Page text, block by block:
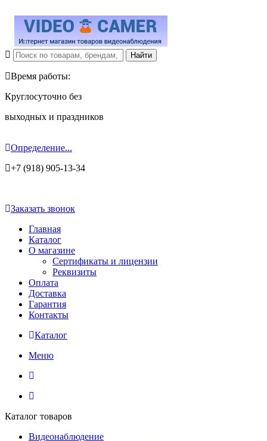
Время работы:
Круглосуточно без
выходных и праздников
Определение...
+7 (918) 905-13-34
Заказать звонок
Главная
Каталог
О магазине
Сертификаты и лицензии
Реквизиты
Оплата
Доставка
Гарантия
Контакты
Каталог
Меню
Каталог товаров
Видеонаблюдение